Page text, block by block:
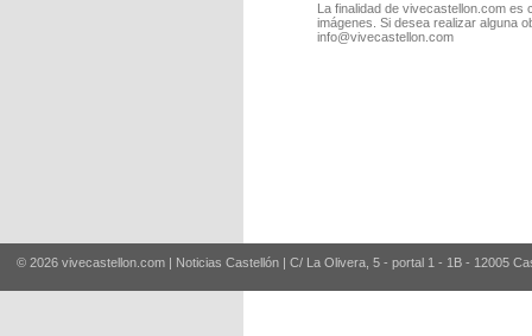
La finalidad de vivecastellon.com
imágenes. Si desea realizar alguna
info@vivecastellon.com
© 2026 vivecastellon.com | Noticias Castellón | C/ La Olivera, 5 - portal 1 - 1B - 12005